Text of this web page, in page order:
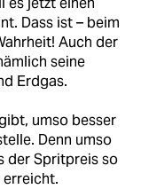
Dass ist – beim
Auch der
seine
Erdgas.
umso besser
Denn umso
der Spritpreis so
erreicht.